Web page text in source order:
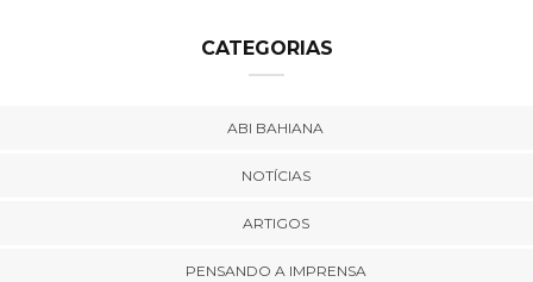
CATEGORIAS
ABI BAHIANA
NOTÍCIAS
ARTIGOS
PENSANDO A IMPRENSA